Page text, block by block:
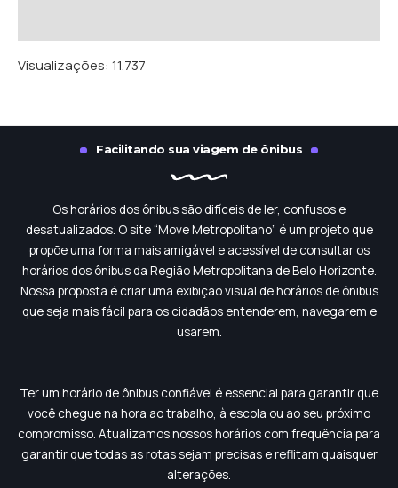
Visualizações: 11.737
Facilitando sua viagem de ônibus
Os horários dos ônibus são difíceis de ler, confusos e
desatualizados. O site “Move Metropolitano” é um projeto que
propõe uma forma mais amigável e acessível de consultar os
horários dos ônibus da Região Metropolitana de Belo Horizonte.
Nossa proposta é criar uma exibição visual de horários de ônibus
que seja mais fácil para os cidadãos entenderem, navegarem e
usarem.
Ter um horário de ônibus confiável é essencial para garantir que
você chegue na hora ao trabalho, à escola ou ao seu próximo
compromisso. Atualizamos nossos horários com frequência para
garantir que todas as rotas sejam precisas e reflitam quaisquer
alterações.